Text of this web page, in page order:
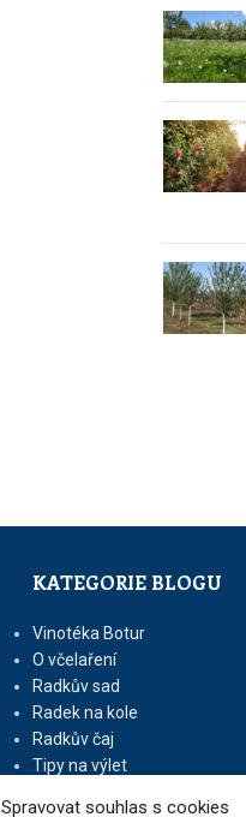
Spravovat souhlas s cookies
KATEGORIE BLOGU
Vinotéka Botur
O včelaření
Radkův sad
Radek na kole
Radkův čaj
Tipy na výlet